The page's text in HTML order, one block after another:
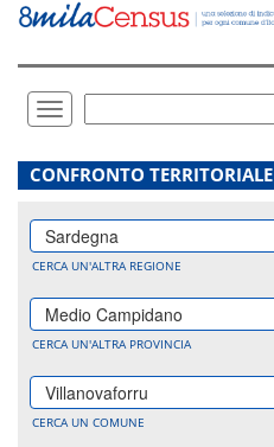
Vai
direttamente
Toggle
navigation
.
CONFRONTO TERRITORIALE
Sardegna
CERCA UN'ALTRA REGIONE
Medio Campidano
CERCA UN'ALTRA PROVINCIA
Villanovaforru
CERCA UN COMUNE